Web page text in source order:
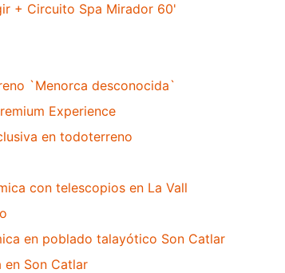
+ Circuito Spa Mirador 60'
`Menorca desconocida`
Experience
en todoterreno
con telescopios en La Vall
en poblado talayótico Son Catlar
en Son Catlar